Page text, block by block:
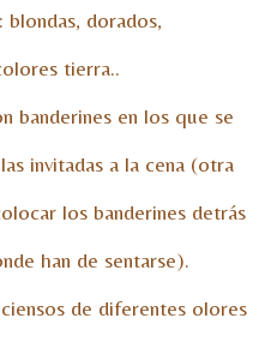
dorados,
tierra..
banderines en los que se
invitadas a la cena (otra
los banderines detrás
han de sentarse).
de diferentes olores